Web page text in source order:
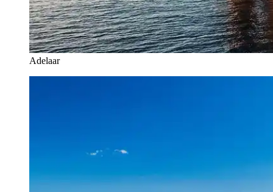
Adelaar